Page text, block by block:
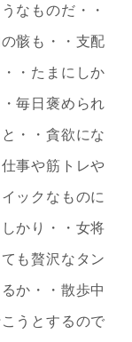
なものだ・・
骸も・・支配
・たまにしか
毎日褒められ
・・貪欲にな
事や筋トレや
ックなものに
かり・・女将
も贅沢なタン
か・・散歩中
うとするので